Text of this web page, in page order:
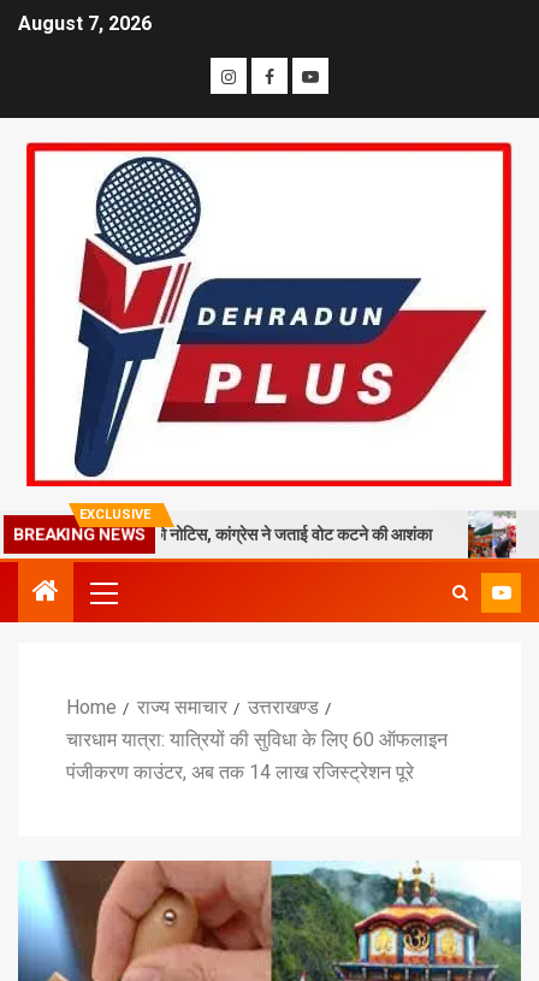
August 7, 2026
EXCLUSIVE
BREAKING NEWS
मतदाताओं को नोटिस, कांग्रेस ने जताई वोट कटने की आशंका धराली
Home राज्य समाचार
उत्तराखण्ड
चारधाम यात्रा: यात्रियों की सुविधा के लिए 60 ऑफलाइन
पंजीकरण काउंटर, अब तक 14 लाख रजिस्ट्रेशन पूरे